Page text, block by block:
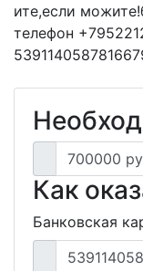
ите,если
телефон
700000
Как
Банковская